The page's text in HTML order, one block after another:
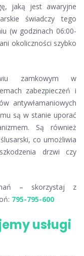
jaką jest awaryjne
świadczy tego
(w godzinach 06:00-
okoliczności szybko
zamkowym w
zabezpieczeń i
antywłamaniowych
są w stanie uporać
Są również
co umożliwia
drzwi czy
– skorzystaj z
795-795-600
usługi